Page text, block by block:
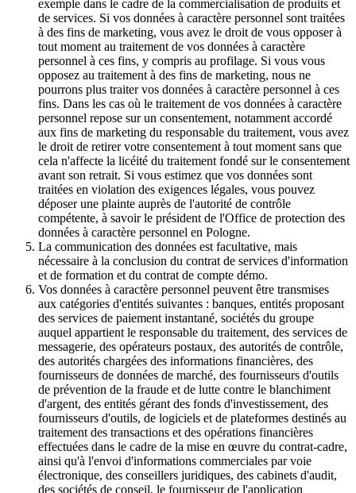
exemple dans le cadre de la commercialisation de produits et
de services. Si vos données à caractère personnel sont traitées
à des fins de marketing, vous avez le droit de vous opposer à
tout moment au traitement de vos données à caractère
personnel à ces fins, y compris au profilage. Si vous vous
opposez au traitement à des fins de marketing, nous ne
pourrons plus traiter vos données à caractère personnel à ces
fins. Dans les cas où le traitement de vos données à caractère
personnel repose sur un consentement, notamment accordé
aux fins de marketing du responsable du traitement, vous avez
le droit de retirer votre consentement à tout moment sans que
cela n'affecte la licéité du traitement fondé sur le consentement
avant son retrait. Si vous estimez que vos données sont
traitées en violation des exigences légales, vous pouvez
déposer une plainte auprès de l'autorité de contrôle
compétente, à savoir le président de l'Office de protection des
données à caractère personnel en Pologne.
La communication des données est facultative, mais
nécessaire à la conclusion du contrat de services d'information
et de formation et du contrat de compte démo.
Vos données à caractère personnel peuvent être transmises
aux catégories d'entités suivantes : banques, entités proposant
des services de paiement instantané, sociétés du groupe
auquel appartient le responsable du traitement, des services de
messagerie, des opérateurs postaux, des autorités de contrôle,
des autorités chargées des informations financières, des
fournisseurs de données de marché, des fournisseurs d'outils
de prévention de la fraude et de lutte contre le blanchiment
d'argent, des entités gérant des fonds d'investissement, des
fournisseurs d'outils, de logiciels et de plateformes destinés au
traitement des transactions et des opérations financières
effectuées dans le cadre de la mise en œuvre du contrat-cadre,
ainsi qu'à l'envoi d'informations commerciales par voie
électronique, des conseillers juridiques, des cabinets d'audit,
des sociétés de conseil, le fournisseur de l'application